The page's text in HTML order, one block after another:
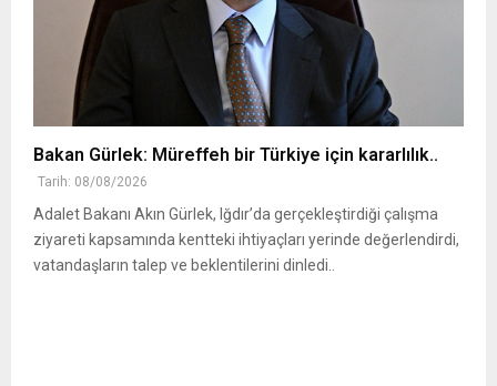
Bakan Gürlek: Müreffeh bir Türkiye için kararlılık..
Tarih: 08/08/2026
Adalet Bakanı Akın Gürlek, Iğdır’da gerçekleştirdiği çalışma
ziyareti kapsamında kentteki ihtiyaçları yerinde değerlendirdi,
vatandaşların talep ve beklentilerini dinledi..